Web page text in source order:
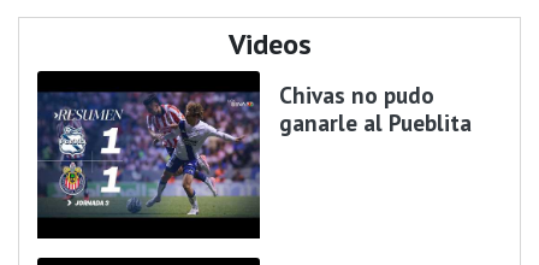
Videos
Chivas no pudo
ganarle al Pueblita